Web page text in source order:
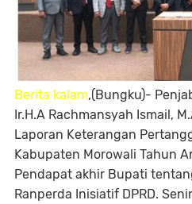
Berita kalam,(Bungku)-
Ir.H.A Rachmansyah Ismail,
Laporan Keterangan
Kabupaten Morowali Tahun
Pendapat akhir Bupati
Ranperda Inisiatif DPRD.